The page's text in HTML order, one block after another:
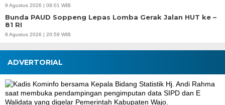
9 Agustus 2026 | 08:01 WIB
Bunda PAUD Soppeng Lepas Lomba Gerak Jalan HUT ke –
81 RI
8 Agustus 2026 | 20:59 WIB
ADVERTORIAL